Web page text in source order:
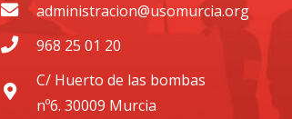
administracion@usomurcia.org
968 25 01 20
C/ Huerto de las bombas
nº6. 30009 Murcia